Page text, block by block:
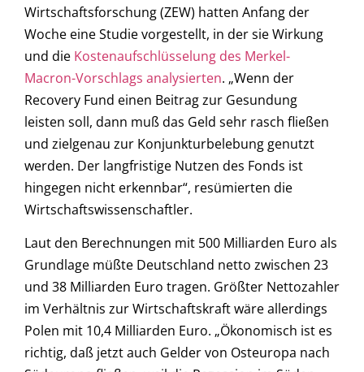
Wirtschaftsforschung (ZEW) hatten Anfang der
Woche eine Studie vorgestellt, in der sie Wirkung
und die Kostenaufschlüsselung des Merkel-
Macron-Vorschlags analysierten. „Wenn der
Recovery Fund einen Beitrag zur Gesundung
leisten soll, dann muß das Geld sehr rasch fließen
und zielgenau zur Konjunkturbelebung genutzt
werden. Der langfristige Nutzen des Fonds ist
hingegen nicht erkennbar“, resümierten die
Wirtschaftswissenschaftler.
Laut den Berechnungen mit 500 Milliarden Euro als
Grundlage müßte Deutschland netto zwischen 23
und 38 Milliarden Euro tragen. Größter Nettozahler
im Verhältnis zur Wirtschaftskraft wäre allerdings
Polen mit 10,4 Milliarden Euro. „Ökonomisch ist es
richtig, daß jetzt auch Gelder von Osteuropa nach